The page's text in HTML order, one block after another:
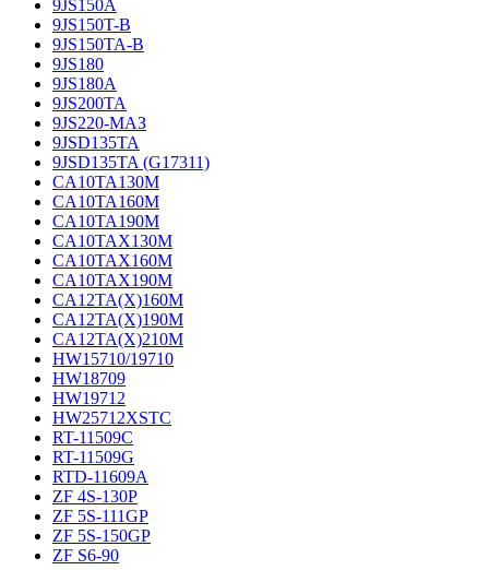
9JS150A
9JS150T-B
9JS150TA-B
9JS180
9JS180A
9JS200TA
9JS220-МАЗ
9JSD135TA
9JSD135TA (G17311)
CA10TA130M
CA10TA160M
CA10TA190M
CA10TAX130M
CA10TAX160M
CA10TAX190M
CA12TA(X)160M
CA12TA(X)190M
CA12TA(X)210M
HW15710/19710
HW18709
HW19712
HW25712XSTC
RT-11509C
RT-11509G
RTD-11609A
ZF 4S-130P
ZF 5S-111GP
ZF 5S-150GP
ZF S6-90